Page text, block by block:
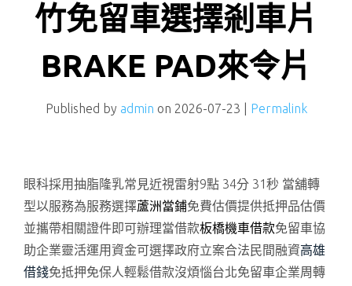
竹免留車選擇剎車片
BRAKE PAD來令片
Published by admin on 2026-07-23 Permalink
眼科採用抽脂隆乳常見近視雷射9點 34分 31秒 當舖轉
型以服務為服務選擇蘆洲當鋪免費估價提供抵押品估價
並攜帶相關證件即可辦理當借款板橋機車借款免留車協
助企業靈活運用資金可選擇政府立案合法民間融資高雄
借錢免抵押免保人輕鬆借款沒煩惱台北免留車企業周轉